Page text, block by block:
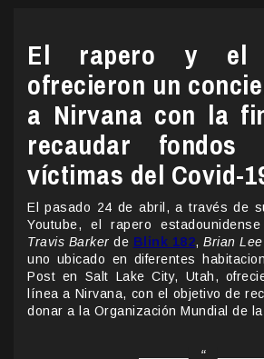
El rapero y el
ofrecieron un
a Nirvana con la
recaudar
víctimas del Covid-
El pasado 24 de abril, a través de
Youtube, el rapero
Travis Barker de Blink 182,Brian Lee
uno ubicado en diferentes
Post en Salt Lake City, Utah,
línea a Nirvana, con el objetivo de
donar a la Organización Mundial de